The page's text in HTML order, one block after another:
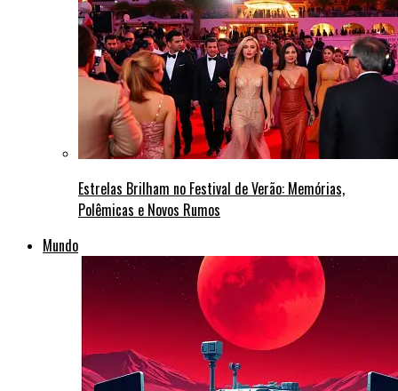
Estrelas Brilham no Festival de Verão: Memórias,
Polêmicas e Novos Rumos
Mundo